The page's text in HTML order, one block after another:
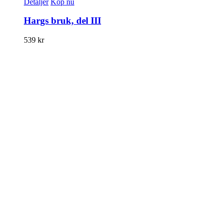
Hargs bruk, del III
539 kr